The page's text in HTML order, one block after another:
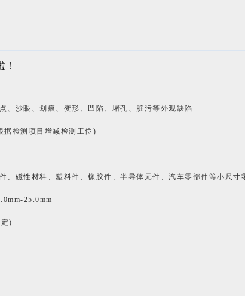
、沙眼、划痕、变形、凹陷、 堵孔、脏污等外观缺陷
检测项目增减检测工位)
、磁性材料、塑料件、橡胶件、半导体元件、汽车零部件等小尺寸
25.0mm
)